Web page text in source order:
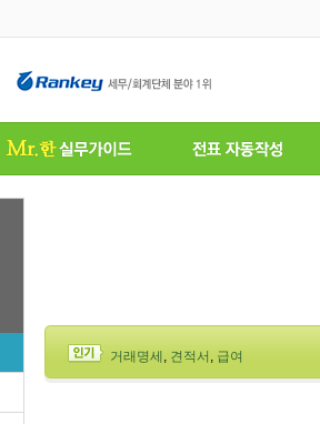
거래명세 , 견적서 , 급여